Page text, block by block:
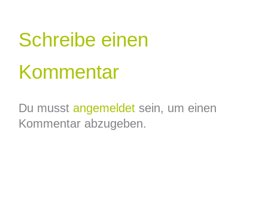
Schreibe einen
Kommentar
Du musst angemeldetsein, um einen
Kommentar abzugeben.